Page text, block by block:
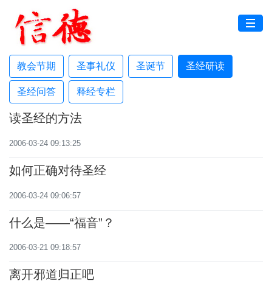
教会节期 圣事礼仪 圣诞节 圣经研读
圣经问答 释经专栏
读圣经的方法
2006-03-24 09:13:25
如何正确对待圣经
2006-03-24 09:06:57
什么是——“福音”？
2006-03-21 09:18:57
离开邪道归正吧